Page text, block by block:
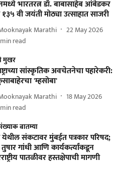
भारतरत्न डॉ. बाबासाहेब आंबेडकर
वी जयंती मोठ्या उत्साहात साजरी
Marathi
22 May 2026
min read
मुखर
सांस्कृतिक अवचेतनेचा पहारेकरी:
'म्हसोबा'
Marathi
18 May 2026
min read
बातम्या
येथील संकटावर मुंबईत पत्रकार परिषद;
गांधी आणि कार्यकर्त्यांकडून
पातळीवर हस्तक्षेपाची मागणी